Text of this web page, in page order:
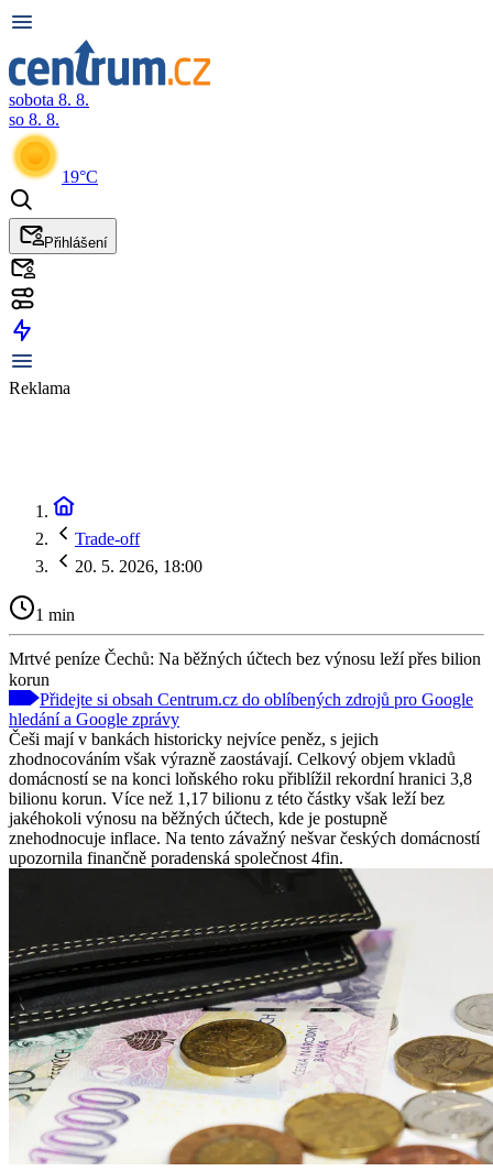
sobota 8. 8.
so 8. 8.
19°C
Přihlášení
Reklama
Trade-off
20. 5. 2026, 18:00
1 min
Mrtvé peníze Čechů: Na běžných účtech bez výnosu leží přes bilion
korun
Přidejte si obsah Centrum.cz do oblíbených zdrojů pro Google
hledání a Google zprávy
Češi mají v bankách historicky nejvíce peněz, s jejich
zhodnocováním však výrazně zaostávají. Celkový objem vkladů
domácností se na konci loňského roku přiblížil rekordní hranici 3,8
bilionu korun. Více než 1,17 bilionu z této částky však leží bez
jakéhokoli výnosu na běžných účtech, kde je postupně
znehodnocuje inflace. Na tento závažný nešvar českých domácností
upozornila finančně poradenská společnost 4fin.